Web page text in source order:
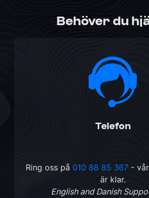
Behöver du
Telefon
Ring oss på 010 88 85 367- vår
är klar.
English and Danish